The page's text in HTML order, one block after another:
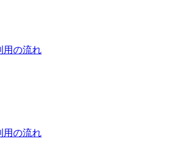
用の流れ
用の流れ